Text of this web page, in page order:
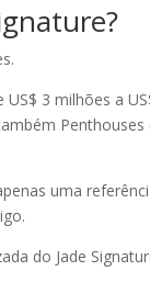
3 milhões a
Penthouses
uma
do Jade